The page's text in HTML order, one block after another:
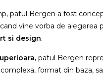
patul Bergen a fost
vine vorba de alegerea
si design.
patul Bergen
format din baza,